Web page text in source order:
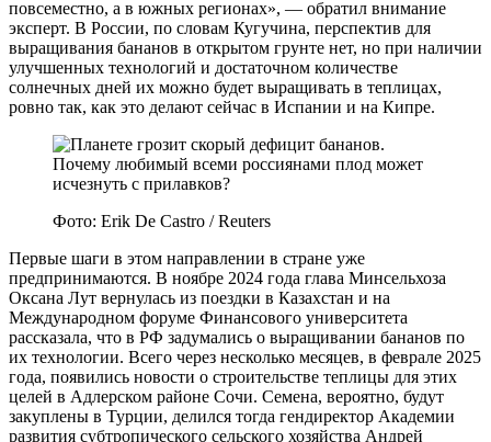
повсеместно, а в южных регионах», — обратил внимание
эксперт. В России, по словам Кугучина, перспектив для
выращивания бананов в открытом грунте нет, но при наличии
улучшенных технологий и достаточном количестве
солнечных дней их можно будет выращивать в теплицах,
ровно так, как это делают сейчас в Испании и на Кипре.
Фото: Erik De Castro / Reuters
Первые шаги в этом направлении в стране уже
предпринимаются. В ноябре 2024 года глава Минсельхоза
Оксана Лут вернулась из поездки в Казахстан и на
Международном форуме Финансового университета
рассказала, что в РФ задумались о выращивании бананов по
их технологии. Всего через несколько месяцев, в феврале 2025
года, появились новости о строительстве теплицы для этих
целей в Адлерском районе Сочи. Семена, вероятно, будут
закуплены в Турции, делился тогда гендиректор Академии
развития субтропического сельского хозяйства Андрей